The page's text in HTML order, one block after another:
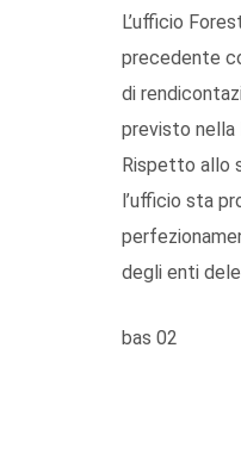
L’ufficio
precedente
di
previsto nella
Rispetto allo
l’ufficio sta
degli enti
bas 02